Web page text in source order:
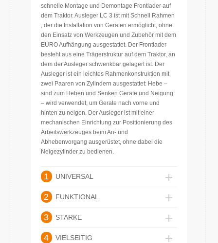
schnelle Montage und Demontage Frontlader auf
dem Traktor. Ausleger LC 3 ist mit Schnell Rahmen
, der die Installation von Geräten ermöglicht, ohne
den Einsatz von Werkzeugen und Zubehör mit dem
EURO Aufhängung ausgestattet. Der Frontlader
besteht aus eine Trägerstruktur auf dem Traktor, an
dem der Ausleger schwenkbar gelagert ist. Der
Ausleger ist ein leichtes Rahmenkonstruktion mit
zwei Paaren von Zylindern ausgestattet: Hebe –
sind zum Heben und Senken Geräte und Neigung
– wird verwendet, um Gerate nach vorne und
hinten zu neigen. Der Ausleger ist mit einer
mechanischen Einrichtung zur Positionierung des
Arbeitswerkzeuges beim An- und
Abhebenvorgang ausgerüstet, ohne dabei die
Neigezylinder zu bedienen.
1 UNIVERSAL
2 FUNKTIONAL
3 STARKE
4 VIELSEITIG